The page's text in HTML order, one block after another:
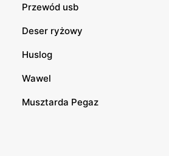
Przewód usb
Deser ryżowy
Huslog
Wawel
Musztarda Pegaz